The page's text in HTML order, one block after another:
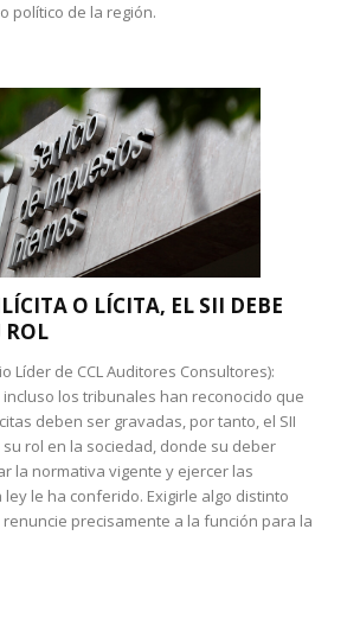
político de la región.
O LÍCITA, EL SII DEBE
ROL
Líder de CCL Auditores Consultores):
los tribunales han reconocido que
deben ser gravadas, por tanto, el SII
rol en la sociedad, donde su deber
la normativa vigente y ejercer las
le ha conferido. Exigirle algo distinto
precisamente a la función para la